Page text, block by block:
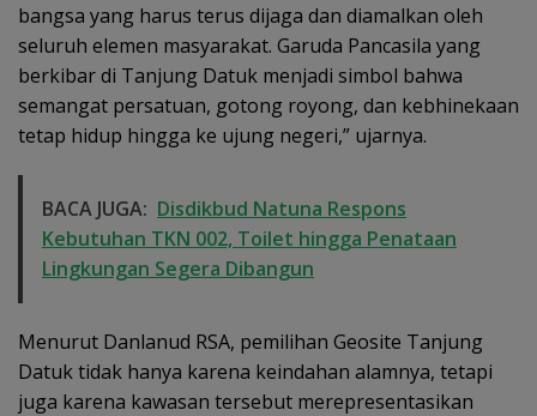
bangsa yang harus terus dijaga dan diamalkan oleh
seluruh elemen masyarakat. Garuda Pancasila yang
berkibar di Tanjung Datuk menjadi simbol bahwa
semangat persatuan, gotong royong, dan kebhinekaan
tetap hidup hingga ke ujung negeri,” ujarnya.
BACA JUGA: Disdikbud Natuna Respons
Kebutuhan TKN 002, Toilet hingga Penataan
Lingkungan Segera Dibangun
Menurut Danlanud RSA, pemilihan Geosite Tanjung
Datuk tidak hanya karena keindahan alamnya, tetapi
juga karena kawasan tersebut merepresentasikan